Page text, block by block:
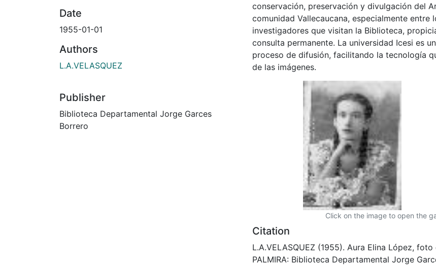
Date
1955-01-01
Authors
L.A.VELASQUEZ
Publisher
Biblioteca Departamental Jorge Garces
Borrero
conservación, preservación y divulgación del
comunidad Vallecaucana, especialmente entre
investigadores que visitan la Biblioteca,
consulta permanente. La universidad Icesi es
proceso de difusión, facilitando la tecnología
de las imágenes.
Click on the image to open the
Citation
L.A.VELASQUEZ (1955). Aura Elina López,
PALMIRA: Biblioteca Departamental Jorge